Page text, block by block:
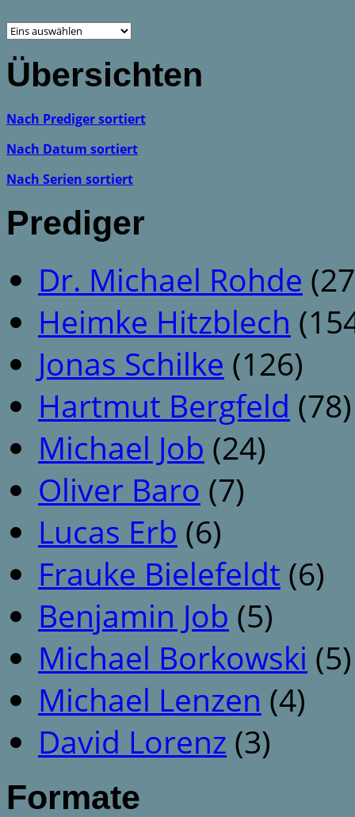
Übersichten
Nach Prediger sortiert
Nach Datum sortiert
Nach Serien sortiert
Prediger
Dr. Michael Rohde
Heimke Hitzblech
Jonas Schilke (126)
Hartmut Bergfeld (78)
Michael Job (24)
Oliver Baro (7)
Lucas Erb (6)
Frauke Bielefeldt (6)
Benjamin Job (5)
Michael Borkowski (5)
Michael Lenzen (4)
David Lorenz (3)
Formate